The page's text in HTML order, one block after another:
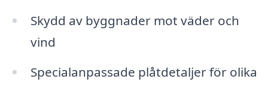
Skydd av byggnader mot väder och
vind
Specialanpassade plåtdetaljer för olika